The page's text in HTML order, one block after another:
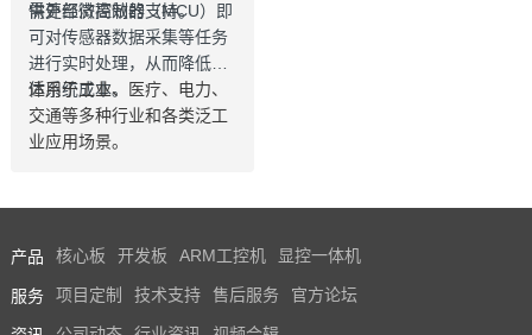
供更经济高效的支持。
需外部微控制器（MCU）即
可对传感器数据采集等任务
进行实时处理，从而降低整
体系统成本。
适用于工业、医疗、电力、
交通等多种行业和各类泛工
业应用场景。
产品 核心板 开发板 ARM工控机 显控一体机
服务 项目定制 技术支持 售后服务 官方论坛